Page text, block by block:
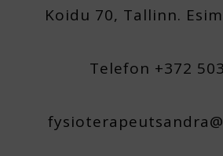
Koidu 70, Tallinn.
Telefon +372